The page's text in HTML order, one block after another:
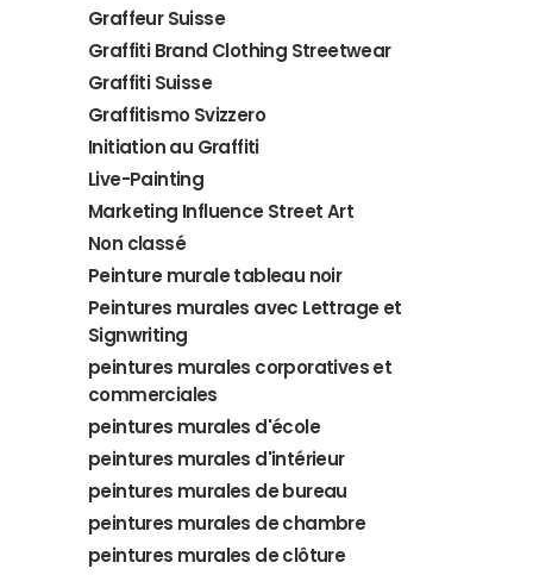
Graffeur Suisse
Graffiti Brand Clothing Streetwear
Graffiti Suisse
Graffitismo Svizzero
Initiation au Graffiti
Live-Painting
Marketing Influence Street Art
Non classé
Peinture murale tableau noir
Peintures murales avec Lettrage et
Signwriting
peintures murales corporatives et
commerciales
peintures murales d'école
peintures murales d'intérieur
peintures murales de bureau
peintures murales de chambre
peintures murales de clôture